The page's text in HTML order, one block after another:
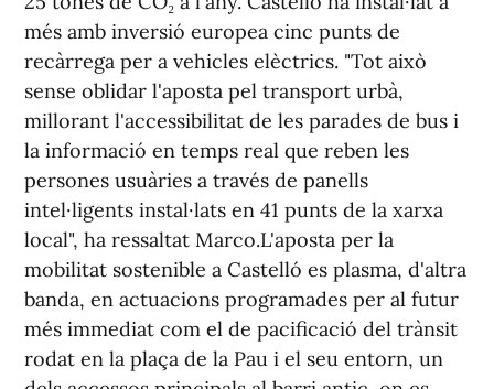
més amb inversió europea cinc punts de
recàrrega per a vehicles elèctrics. "Tot això
sense oblidar l'aposta pel transport urbà,
millorant l'accessibilitat de les parades de bus i
la informació en temps real que reben les
persones usuàries a través de panells
intel·ligents instal·lats en 41 punts de la xarxa
local", ha ressaltat Marco.L'aposta per la
mobilitat sostenible a Castelló es plasma, d'altra
banda, en actuacions programades per al futur
més immediat com el de pacificació del trànsit
rodat en la plaça de la Pau i el seu entorn, un